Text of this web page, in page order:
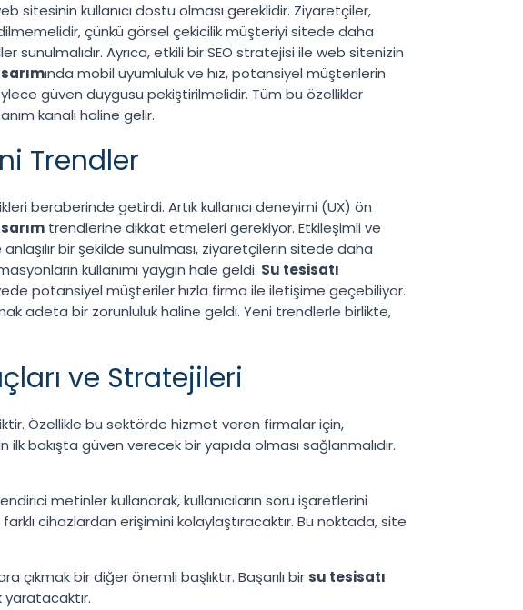
sitesinin kullanıcı dostu olması gereklidir. Ziyaretçiler,
çünkü görsel çekicilik müşteriyi sitede daha
sunulmalıdır. Ayrıca, etkili bir SEO stratejisi ile web sitenizin
ında mobil uyumluluk ve hız, potansiyel müşterilerin
güven duygusu pekiştirilmelidir. Tüm bu özellikler
kanalı haline gelir.
Trendler
beraberinde getirdi. Artık kullanıcı deneyimi (UX) ön
trendlerine dikkat etmeleri gerekiyor. Etkileşimli ve
bir şekilde sunulması, ziyaretçilerin sitede daha
kullanımı yaygın hale geldi. Su tesisatı
potansiyel müşteriler hızla firma ile iletişime geçebiliyor.
adeta bir zorunluluk haline geldi. Yeni trendlerle birlikte,
ve Stratejileri
Özellikle bu sektörde hizmet veren firmalar için,
bakışta güven verecek bir yapıda olması sağlanmalıdır.
metinler kullanarak, kullanıcıların soru işaretlerini
cihazlardan erişimini kolaylaştıracaktır. Bu noktada, site
bir diğer önemli başlıktır. Başarılı bir su tesisatı